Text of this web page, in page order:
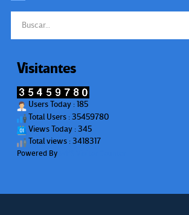
Visitantes
Users Today : 185
Total Users : 35459780
Views Today : 345
Total views : 3418317
Powered By